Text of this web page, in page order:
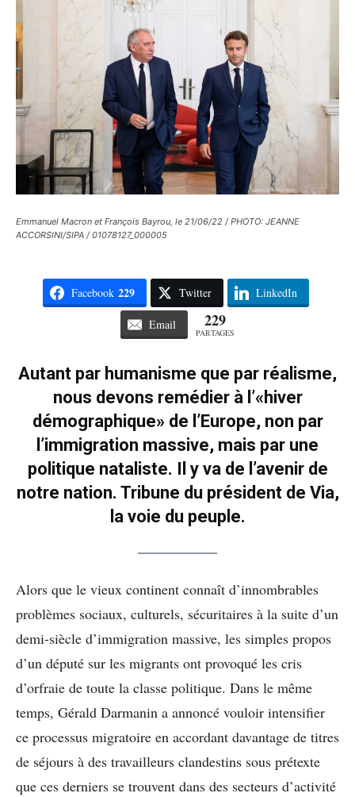
Emmanuel Macron et François Bayrou, le 21/06/22 / PHOTO: JEANNE
ACCORSINI/SIPA / 01078127_000005
Facebook 229 Twitter LinkedIn
Email 229
PARTAGES
Autant par humanisme que par réalisme,
nous devons remédier à l’«hiver
démographique» de l’Europe, non par
l’immigration massive, mais par une
politique nataliste. Il y va de l’avenir de
notre nation. Tribune du président de Via,
la voie du peuple.
Alors que le vieux continent connaît d’innombrables
problèmes sociaux, culturels, sécuritaires à la suite d’un
demi-siècle d’immigration massive, les simples propos
d’un député sur les migrants ont provoqué les cris
d’orfraie de toute la classe politique. Dans le même
temps, Gérald Darmanin a annoncé vouloir intensifier
ce processus migratoire en accordant davantage de titres
de séjours à des travailleurs clandestins sous prétexte
que ces derniers se trouvent dans des secteurs d’activité